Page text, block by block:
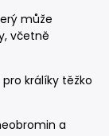
může
včetně
králíky těžko
a